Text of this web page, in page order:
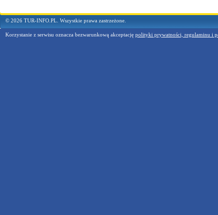
© 2026 TUR-INFO.PL. Wszystkie prawa zastrzeżone.
Korzystanie z serwisu oznacza bezwarunkową akceptację polityki prywatności, regulaminu i